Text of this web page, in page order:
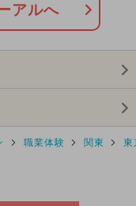
花火
アルへ
職業体験 関東 東